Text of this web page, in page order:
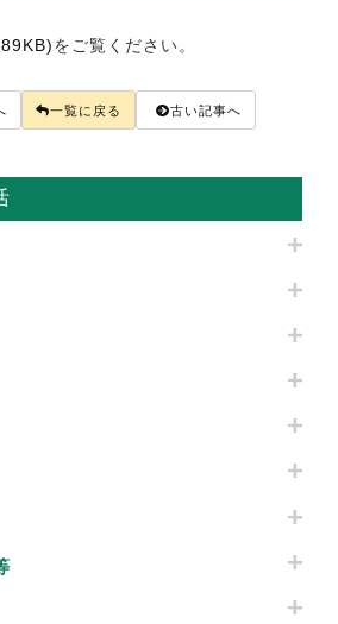
をご覧ください。
一覧に戻る 古い記事へ